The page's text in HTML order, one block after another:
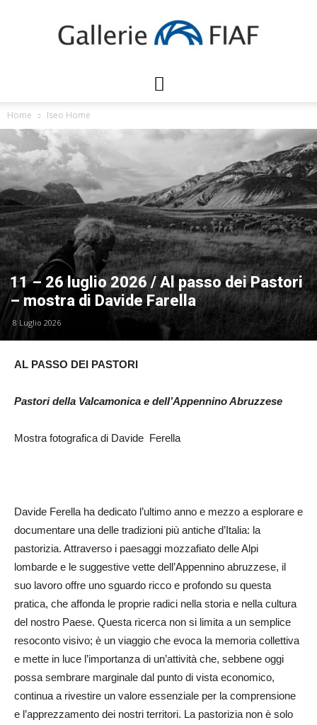
Gallerie
Home Iseo Home
11 – 26 luglio 2026 / Al passo dei Pastori
– mostra di Davide Farella
8 Luglio 2026
AL PASSO DEI PASTORI
Pastori della Valcamonica e dell’Appennino Abruzzese
Mostra fotografica di Davide Ferella
Davide Ferella ha dedicato l’ultimo anno e mezzo a esplorare e
documentare una delle tradizioni più antiche d’Italia: la
pastorizia. Attraverso i paesaggi mozzafiato delle Alpi
lombarde e le suggestive vette dell’Appennino abruzzese, il
suo lavoro offre uno sguardo ricco e profondo su questa
pratica, che affonda le proprie radici nella storia e nella cultura
del nostro Paese. Questa ricerca non si limita a un semplice
resoconto visivo; è un viaggio che evoca la memoria collettiva
e mette in luce l’importanza di un’attività che, sebbene oggi
possa sembrare marginale dal punto di vista economico,
continua a rivestire un valore essenziale per la comprensione
e l’apprezzamento dei nostri territori. La pastorizia non è solo